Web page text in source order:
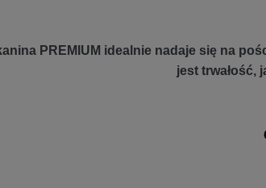
PREMIUM idealnie nadaje się na
jest trwałość,